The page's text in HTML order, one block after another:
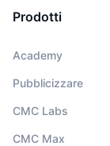
Prodotti
Academy
Pubblicizzare
CMC Labs
CMC Max